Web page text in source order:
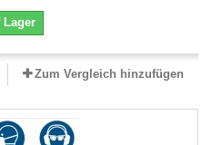
Lager
Zum Vergleich hinzufügen